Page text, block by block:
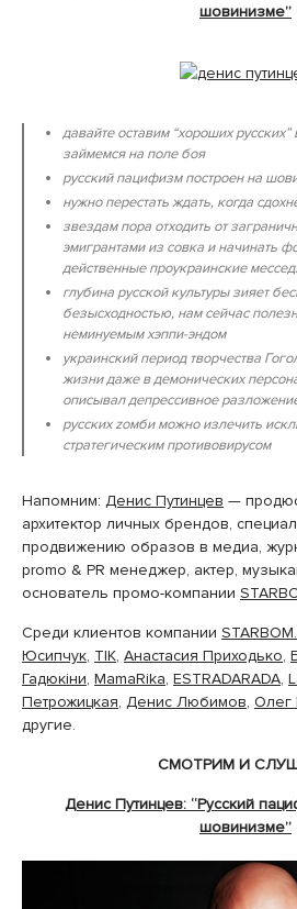
шовинизме”
давайте оставим “хороших
займемся на поле боя
русский пацифизм построен на
нужно перестать ждать, когда
звездам пора отходить от
эмигрантами из совка и начинать
действенные проукраинские
глубина русской культуры зияет
безысходностью, нам сейчас
неминуемым хэппи-эндом
украинский период творчества
жизни даже в демонических
описывал депрессивное
русских zомби можно излечить
стратегическим противовирусом
Напомним: Денис Путинцев —
архитектор личных брендов,
продвижению образов в медиа,
promo & PR менеджер, актер,
основатель промо-компании
Среди клиентов компании
Юсипчук, ТІК, Анастасия Приходько,
Гадюкіни, MamaRika, ESTRADARADA,
Петрожицкая, Денис Любимов, Олег
другие.
СМОТРИМ И
Денис Путинцев: “Русский
шовинизме”